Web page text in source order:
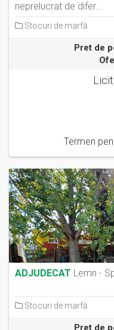
neprelucrat de difer...
Stocuri de marfă
Pret de
Termen
15
ADJUDECAT Lemn -
Stocuri de marfă
Pret de